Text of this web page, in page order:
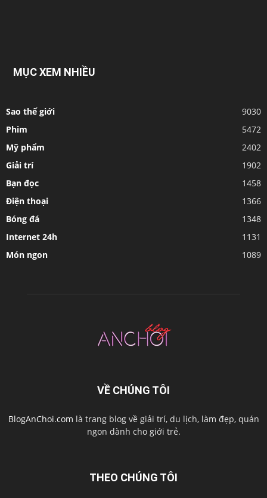
MỤC XEM NHIỀU
Sao thế giới
9030
Phim
5472
Mỹ phẩm
2402
Giải trí
1902
Bạn đọc
1458
Điện thoại
1366
Bóng đá
1348
Internet 24h
1131
Món ngon
1089
VỀ CHÚNG TÔI
BlogAnChoi.com là trang blog về giải trí, du lịch, làm đẹp, quán
ngon dành cho giới trẻ.
THEO CHÚNG TÔI